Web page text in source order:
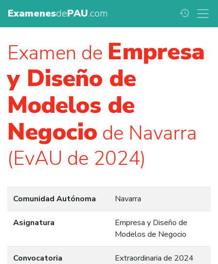
ExamenesdePAU.com history
Examen de Empresa
y Diseño de
Modelos de
Negocio de Navarra
(EvAU de 2024)
Comunidad Autónoma Navarra
Asignatura
Empresa y Diseño de
Modelos de Negocio
Convocatoria Extraordinaria de 2024